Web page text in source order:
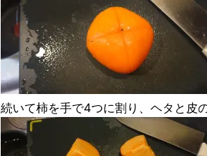
続いて柿を手で4つに割り、ヘタと皮